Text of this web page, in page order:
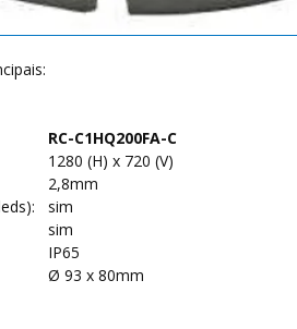
RC-C1HQ200FA-C
1280 (H) x 720 (V)
2,8mm
sim
sim
IP65
Ø 93 x 80mm